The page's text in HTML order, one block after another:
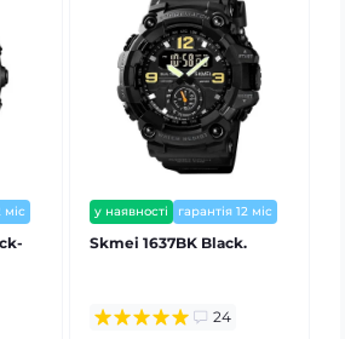
міс у наявності гарантія 12 міс
Skmei 1637BK Black.
24